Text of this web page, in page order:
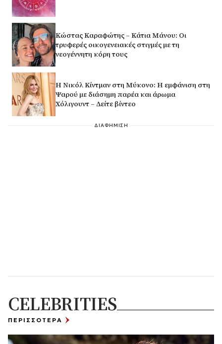
Κώστας Καραφώτης – Κάτια Μάνου: Οι
τρυφερές οικογενειακές στιγμές με τη
νεογέννητη κόρη τους
H Νικόλ Κίντμαν στη Μύκονο: Η εμφάνιση στη
Ψαρού με διάσημη παρέα και άρωμα
Χόλιγουντ – Δείτε βίντεο
ΔΙΑΦΗΜΙΣΗ
CELEBRITIES
ΠΕΡΙΣΣΟΤΕΡΑ